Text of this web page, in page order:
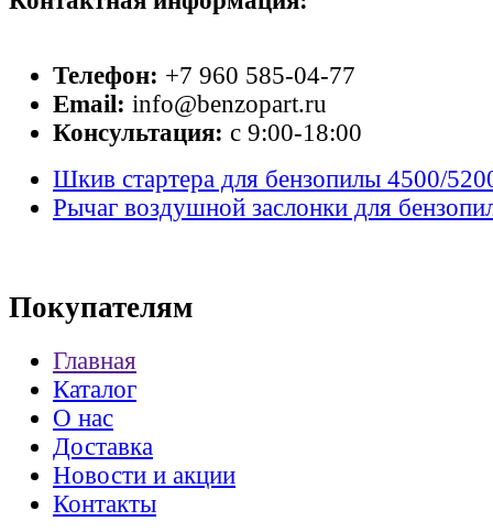
Телефон: +7 960 585-04-77
Email: info@benzopart.ru
Консультация: с 9:00-18:00
Шкив стартера для бензопилы 4500/
Рычаг воздушной заслонки для
Покупателям
Главная
Каталог
О нас
Доставка
Новости и акции
Контакты